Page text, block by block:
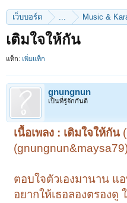
เว็บบอร์ด ... Music &
เติมใจให้กัน
แท็ก: เพิ่มแท็ก
gnungnun
เป็นที่รู้จักกันดี
เนื้อเพลง : เติมใจให้กัน
ตอบใจตัวเองมานาน แ
อยากให้เธอลองตรองดู